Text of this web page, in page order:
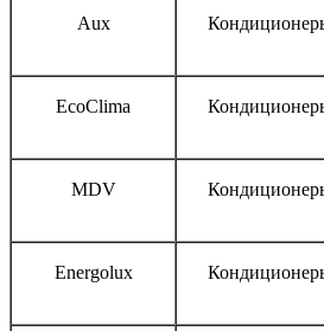
Aux
EcoClima
MDV
Energolux